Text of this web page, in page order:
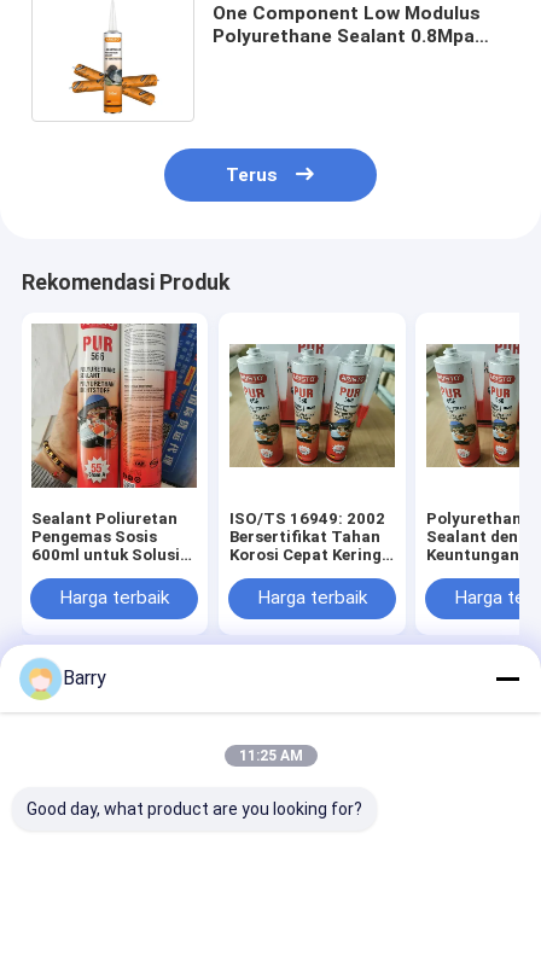
One Component Low Modulus
Polyurethane Sealant 0.8Mpa
Terus
Rekomendasi Produk
Sealant Poliuretan
Pengemas Sosis
600ml untuk Solusi
dalam Aplikasi
Industri
Harga terbaik
ISO/TS 16949: 2002
Bersertifikat Tahan
Korosi Cepat Kering
Sealant PU Sealant
untuk Kaca Depan
Struktural Bodi
Harga terbaik
Polyurethane
Sealant
Keuntungan
baik dan
Adhesive Tack
Harga
Sitemap
Kebijakan Privasi
Cat Semprot KainPabrik cina.Copyright © 2026 Aristo
Industries Corporation Limited. All Rights Reserved.
Barry
11:25 AM
Good day, what product are you looking for?